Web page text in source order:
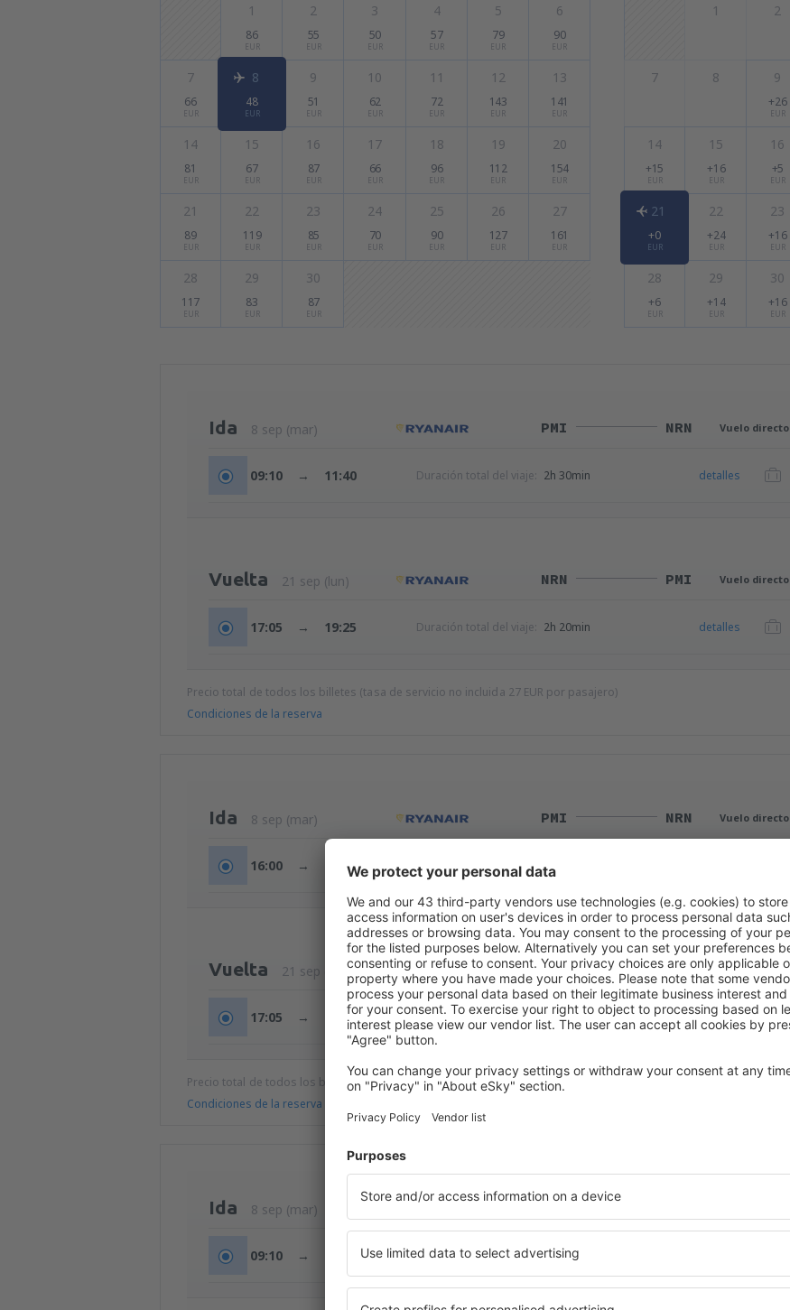
1
86
EUR
2
55
EUR
3
50
EUR
4
57
EUR
5
79
EUR
6
90
EUR
7
66
EUR
8
48
EUR
9
51
EUR
10
62
EUR
11
72
EUR
12
143
EUR
13
141
EUR
14
81
EUR
15
67
EUR
16
87
EUR
17
66
EUR
18
96
EUR
19
112
EUR
20
154
EUR
21
89
EUR
22
119
EUR
23
85
EUR
24
70
EUR
25
90
EUR
26
127
EUR
27
161
EUR
28
117
EUR
29
83
EUR
30
87
EUR
1 2
7 8 9
+26
EUR
14
+15
EUR
15
+16
EUR
16
+5
EUR
21
+0
EUR
22
+24
EUR
23
+16
EUR
28
+6
EUR
29
+14
EUR
30
+16
EUR
Ida 8 sep (mar) PMI NRN Vuelo directo
09:10 → 11:40 Duración total del viaje: 2h 30min detalles
Vuelta 21 sep (lun) NRN PMI Vuelo directo
17:05 → 19:25 Duración total del viaje: 2h 20min detalles
Precio total de todos los billetes (tasa de servicio no incluida 27 EUR por pasajero)
Condiciones de la reserva
Ida 8 sep (mar) PMI NRN Vuelo directo
16:00 → 18:30 Duración total del viaje: 2h 30min
Vuelta 21 sep (lun) NRN PMI Vuelo directo
17:05 → 19:25 Duración total del viaje: 2h 20min detalles
Precio total de todos los billetes (tasa de servicio no incluida31EURpor pasajero)
Condiciones de la reserva
Ida 8 sep (mar)
09:10 → Duración total del viaje: 2h 30min